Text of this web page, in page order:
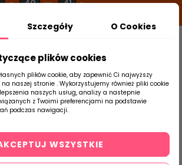
g 48 m 41 s
Szukaj
produktu
Salon / Taras
Szczegóły O Cookies
plików cookies
plików cookie, aby zapewnić Ci najwyższy
naszej stronie . Wykorzystujemy również pliki cookie
naszych usług, analizy a nastepnie
z Twoimi preferencjami na podstawie
podczas nawigacji.
WSZYSTKIE